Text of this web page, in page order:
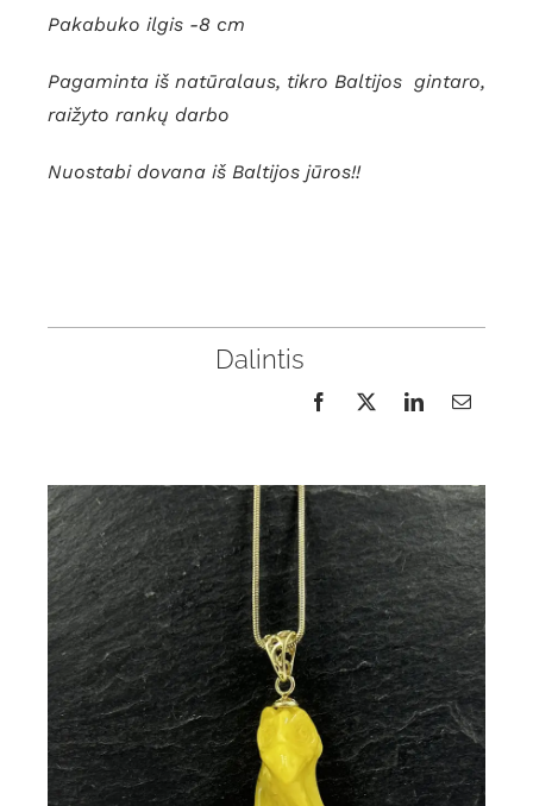
Pakabuko ilgis -8 cm
Pagaminta iš natūralaus, tikro Baltijos gintaro,
raižyto rankų darbo
Nuostabi dovana iš Baltijos jūros!!
Dalintis